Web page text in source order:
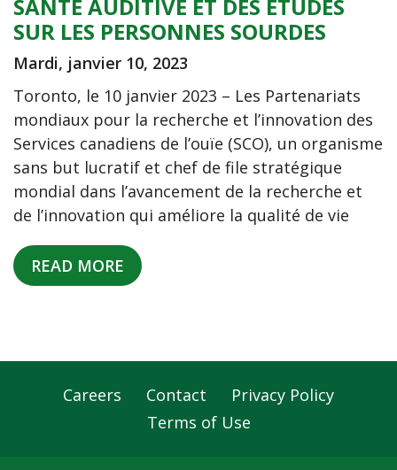
SANTÉ AUDITIVE ET DES ÉTUDES
SUR LES PERSONNES SOURDES
Mardi, janvier 10, 2023
Toronto, le 10 janvier 2023 – Les Partenariats
mondiaux pour la recherche et l’innovation des
Services canadiens de l’ouïe (SCO), un organisme
sans but lucratif et chef de file stratégique
mondial dans l’avancement de la recherche et
de l’innovation qui améliore la qualité de vie
READ MORE
Careers Contact
Privacy Policy
Terms of Use